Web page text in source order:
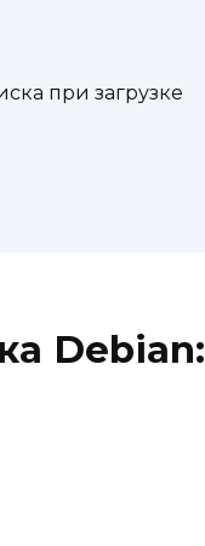
при загрузке
Debian: